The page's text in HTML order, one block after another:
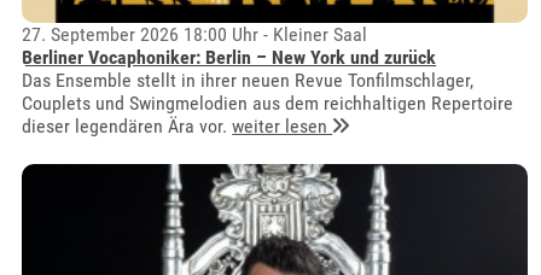
27. September 2026 18:00 Uhr - Kleiner Saal
Berliner Vocaphoniker: Berlin – New York und zurück
Das Ensemble stellt in ihrer neuen Revue Tonfilmschlager,
Couplets und Swingmelodien aus dem reichhaltigen Repertoire
dieser legendären Ära vor.weiter lesen